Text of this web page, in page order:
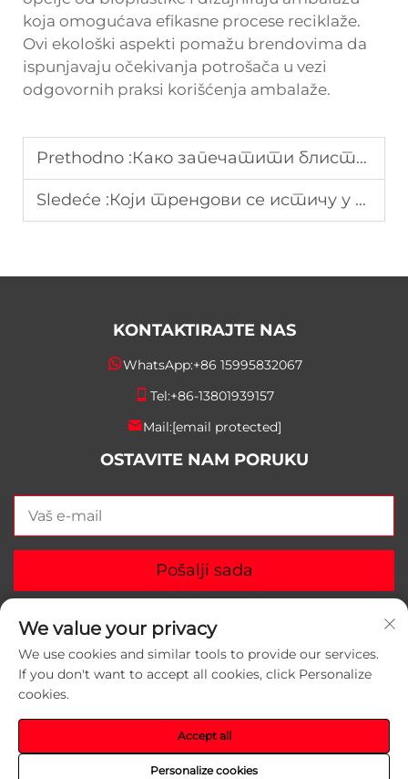
koja omogućava efikasne procese reciklaže.
Ovi ekološki aspekti pomažu brendovima da
ispunjavaju očekivanja potrošača u vezi
odgovornih praksi korišćenja ambalaže.
Prethodno :Како запечатити блистер паковање ради максималне безбедности производа
Sledeće :Који трендови се истичу у иновативним дизајнима паковања за колаче за 2025. годину
KONTAKTIRAJTE NAS
WhatsApp:+86 15995832067
Tel:+86-13801939157
Mail:[email protected]
OSTAVITE NAM PORUKU
Pošalji sada
Autorska prava © 2025 Suzhou Yunlei Packaging
privatnosti
We value your privacy
We use cookies and similar tools to provide our services.
If you don't want to accept all cookies, click Personalize
cookies.
Personalize cookies
Accept all